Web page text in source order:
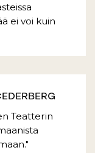
ei voi kuin
Teatterin